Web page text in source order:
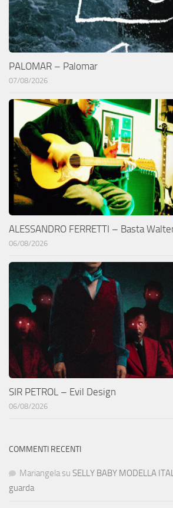
PALOMAR – Palomar
07/08/2026
ALESSANDRO FERRETTI – Basta
06/08/2026
SIR PETROL – Evil Design
06/08/2026
COMMENTI RECENTI
Mariangela su SELLY BABY MODELLA
guarda